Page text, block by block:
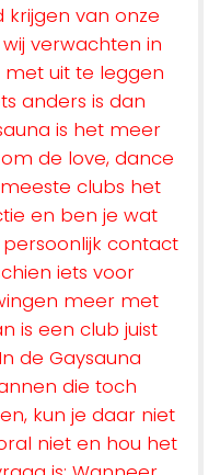
van onze
verwachten in
met uit te leggen
anders is dan
is het meer
de love, dance
clubs het
en ben je wat
contact
iets voor
meer met
is een club juist
de Gaysauna
die toch
kun je daar niet
niet en hou het